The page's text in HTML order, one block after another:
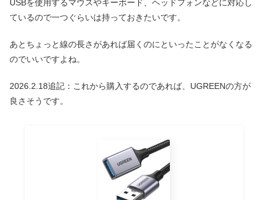
USBを使用するマウスやキーボード、ヘッドフォンなどに対応し
ているので一つぐらいは持っておきたいです。
あとちょっと線の長さがあれば届くのにといったことがなくなる
のでいいですよね。
2026.2.18追記：これから購入するのであれば、UGREENの方が
良さそうです。